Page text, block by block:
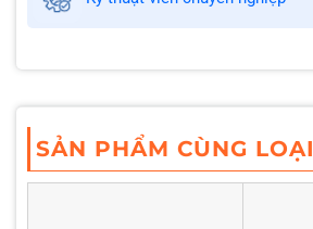
SẢN PHẨM CÙNG LOẠI